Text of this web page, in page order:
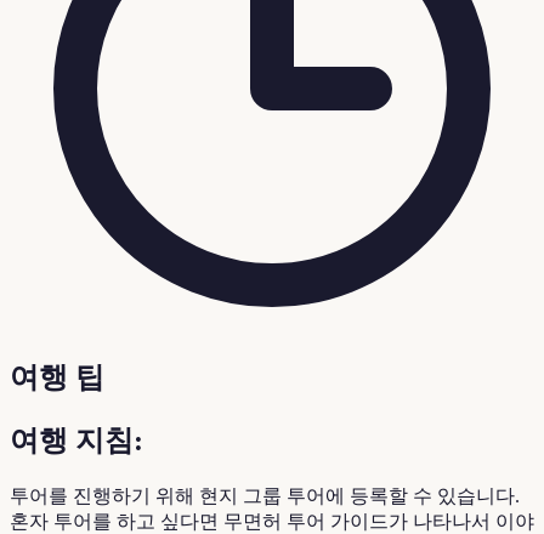
여행 팁
여행 지침:
투어를 진행하기 위해 현지 그룹 투어에 등록할 수 있습니다.
혼자 투어를 하고 싶다면 무면허 투어 가이드가 나타나서 이야